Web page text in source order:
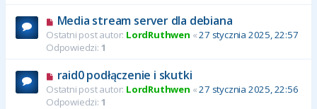
Media stream server dla debiana
Ostatni post autor: LordRuthwen «27 stycznia 2025, 22:57
Odpowiedzi: 1
raid0 podłączenie i skutki
Ostatni post autor: LordRuthwen «27 stycznia 2025, 22:56
Odpowiedzi: 1